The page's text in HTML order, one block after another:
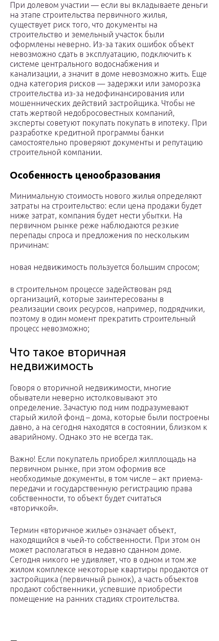
При долевом участии — если вы вкладываете деньги
на этапе строительства первичного жилья,
существует риск того, что документы на
строительство и земельный участок были
оформлены неверно. Из-за таких ошибок объект
невозможно сдать в эксплуатацию, подключить к
системе центрального водоснабжения и
канализации, а значит в доме невозможно жить. Еще
одна категория рисков — задержки или заморозка
строительства из-за недофинансирования или
мошеннических действий застройщика. Чтобы не
стать жертвой недобросовестных компаний,
эксперты советуют покупать покупать в ипотеку. При
разработке кредитной программы банки
самостоятельно проверяют документы и репутацию
строительной компании.
Особенность ценообразования
Минимальную стоимость нового жилья определяют
затраты на строительство: если цена продажи будет
ниже затрат, компания будет нести убытки. На
первичном рынке реже наблюдаются резкие
перепады спроса и предложения по нескольким
причинам:
новая недвижимость пользуется большим спросом;
в строительном процессе задействован ряд
организаций, которые заинтересованы в
реализации своих ресурсов, например, подрядчики,
поэтому в один момент прекратить строительный
процесс невозможно;
Что такое вторичная
недвижимость
Говоря о вторичной недвижимости, многие
обыватели неверно истолковывают это
определение. Зачастую под ним подразумевают
старый жилой фонд – дома, которые были построены
давно, а на сегодня находятся в состоянии, близком к
аварийному. Однако это не всегда так.
Важно! Если покупатель приобрел жилплощадь на
первичном рынке, при этом оформив все
необходимые документы, в том числе – акт приема-
передачи и государственную регистрацию права
собственности, то объект будет считаться
«вторичкой».
Термин «вторичное жилье» означает объект,
находящийся в чьей-то собственности. При этом он
может располагаться в недавно сданном доме.
Сегодня никого не удивляет, что в одном и том же
жилом комплексе некоторые квартиры продаются от
застройщика (первичный рынок), а часть объектов
продают собственники, успевшие приобрести
помещение на ранних стадиях строительства.